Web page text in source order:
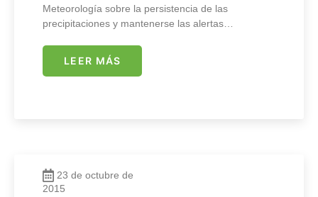
Meteorología sobre la persistencia de las
precipitaciones y mantenerse las alertas…
LEER MÁS
23 de octubre de
2015